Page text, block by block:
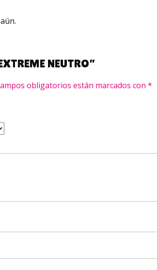
NEUTRO”
obligatorios están marcados con *